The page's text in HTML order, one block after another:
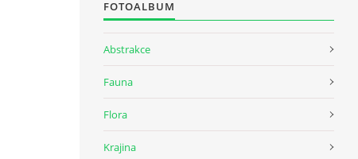
FOTOALBUM
Abstrakce
Fauna
Flora
Krajina